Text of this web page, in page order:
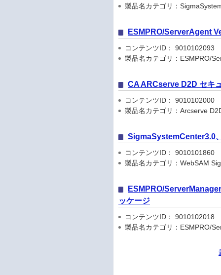
製品名カテゴリ：
ESMPRO/ServerAgent
コンテンツID： 9010102093
製品名カテゴリ：ESMPRO/
CA ARCserve D2D セキ
コンテンツID： 9010102000
製品名カテゴリ：Arcserve
SigmaSystemCenter3.0
コンテンツID： 9010101860
製品名カテゴリ：WebSAM
ESMPRO/
ッケージ
コンテンツID： 9010102018
製品名カテゴリ：ESMPRO/